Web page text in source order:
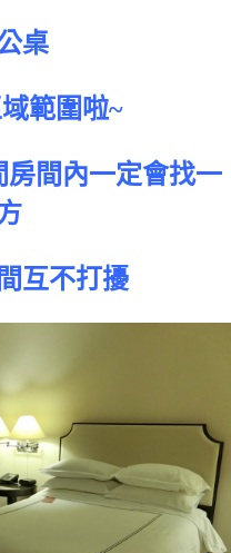
桌
範圍啦~
間內一定會找一
互不打擾